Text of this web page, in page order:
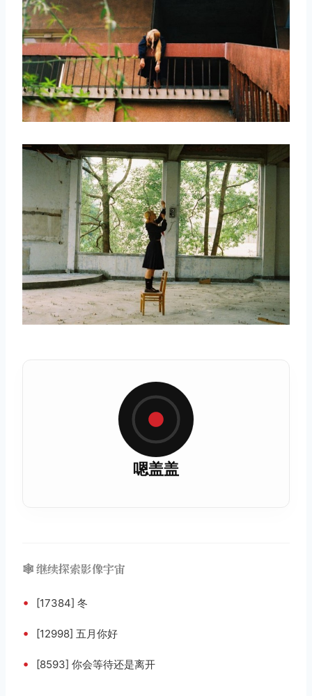
嗯盖盖
🕸️ 继续探索影像宇宙
• [17384] 冬
• [12998] 五月你好
• [8593] 你会等待还是离开
取消